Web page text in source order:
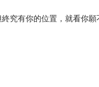
終究有你的位置，就看你願